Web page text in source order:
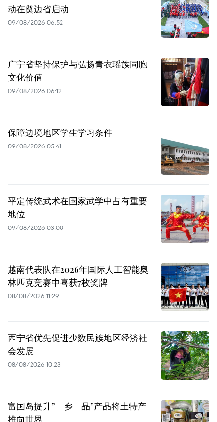
动在奠边省启动
09/08/2026 06:52
广宁省坚持保护与弘扬青衣瑶族同胞
文化价值
09/08/2026 06:12
保障边境地区学生学习条件
09/08/2026 05:41
平定传统武术在国家武学中占有重要
地位
09/08/2026 03:00
越南代表队在2026年国际人工智能奥
林匹克竞赛中喜获7枚奖牌
08/08/2026 11:29
西宁省优先促进少数民族地区经济社
会发展
08/08/2026 10:23
富国岛提升”一乡一品”产品将土特产
推向世界